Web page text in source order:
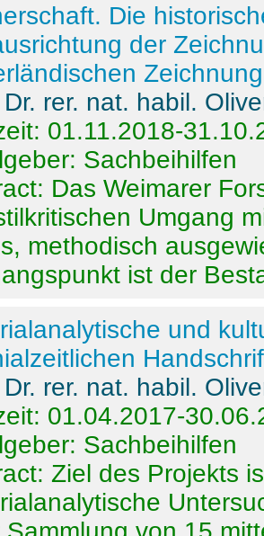
Die
der
rer. nat. habil.
01.11.2018-
Sachbeihilfen
Das Weimarer
Umgang
methodisch
ist der
und
rer. nat. habil.
01.04.2017-
Sachbeihilfen
Ziel des Projekts